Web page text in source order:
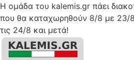
Η ομάδα του kalemis.gr πάει
που θα καταχωρηθούν 8/8 με 23/
τις 24/8 και μετά!
Skip